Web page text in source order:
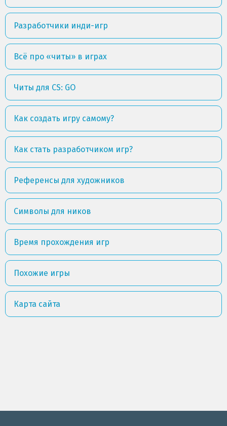
Разработчики инди-игр
Всё про «читы» в играх
Читы для CS: GO
Как создать игру самому?
Как стать разработчиком игр?
Референсы для художников
Символы для ников
Время прохождения игр
Похожие игры
Карта сайта